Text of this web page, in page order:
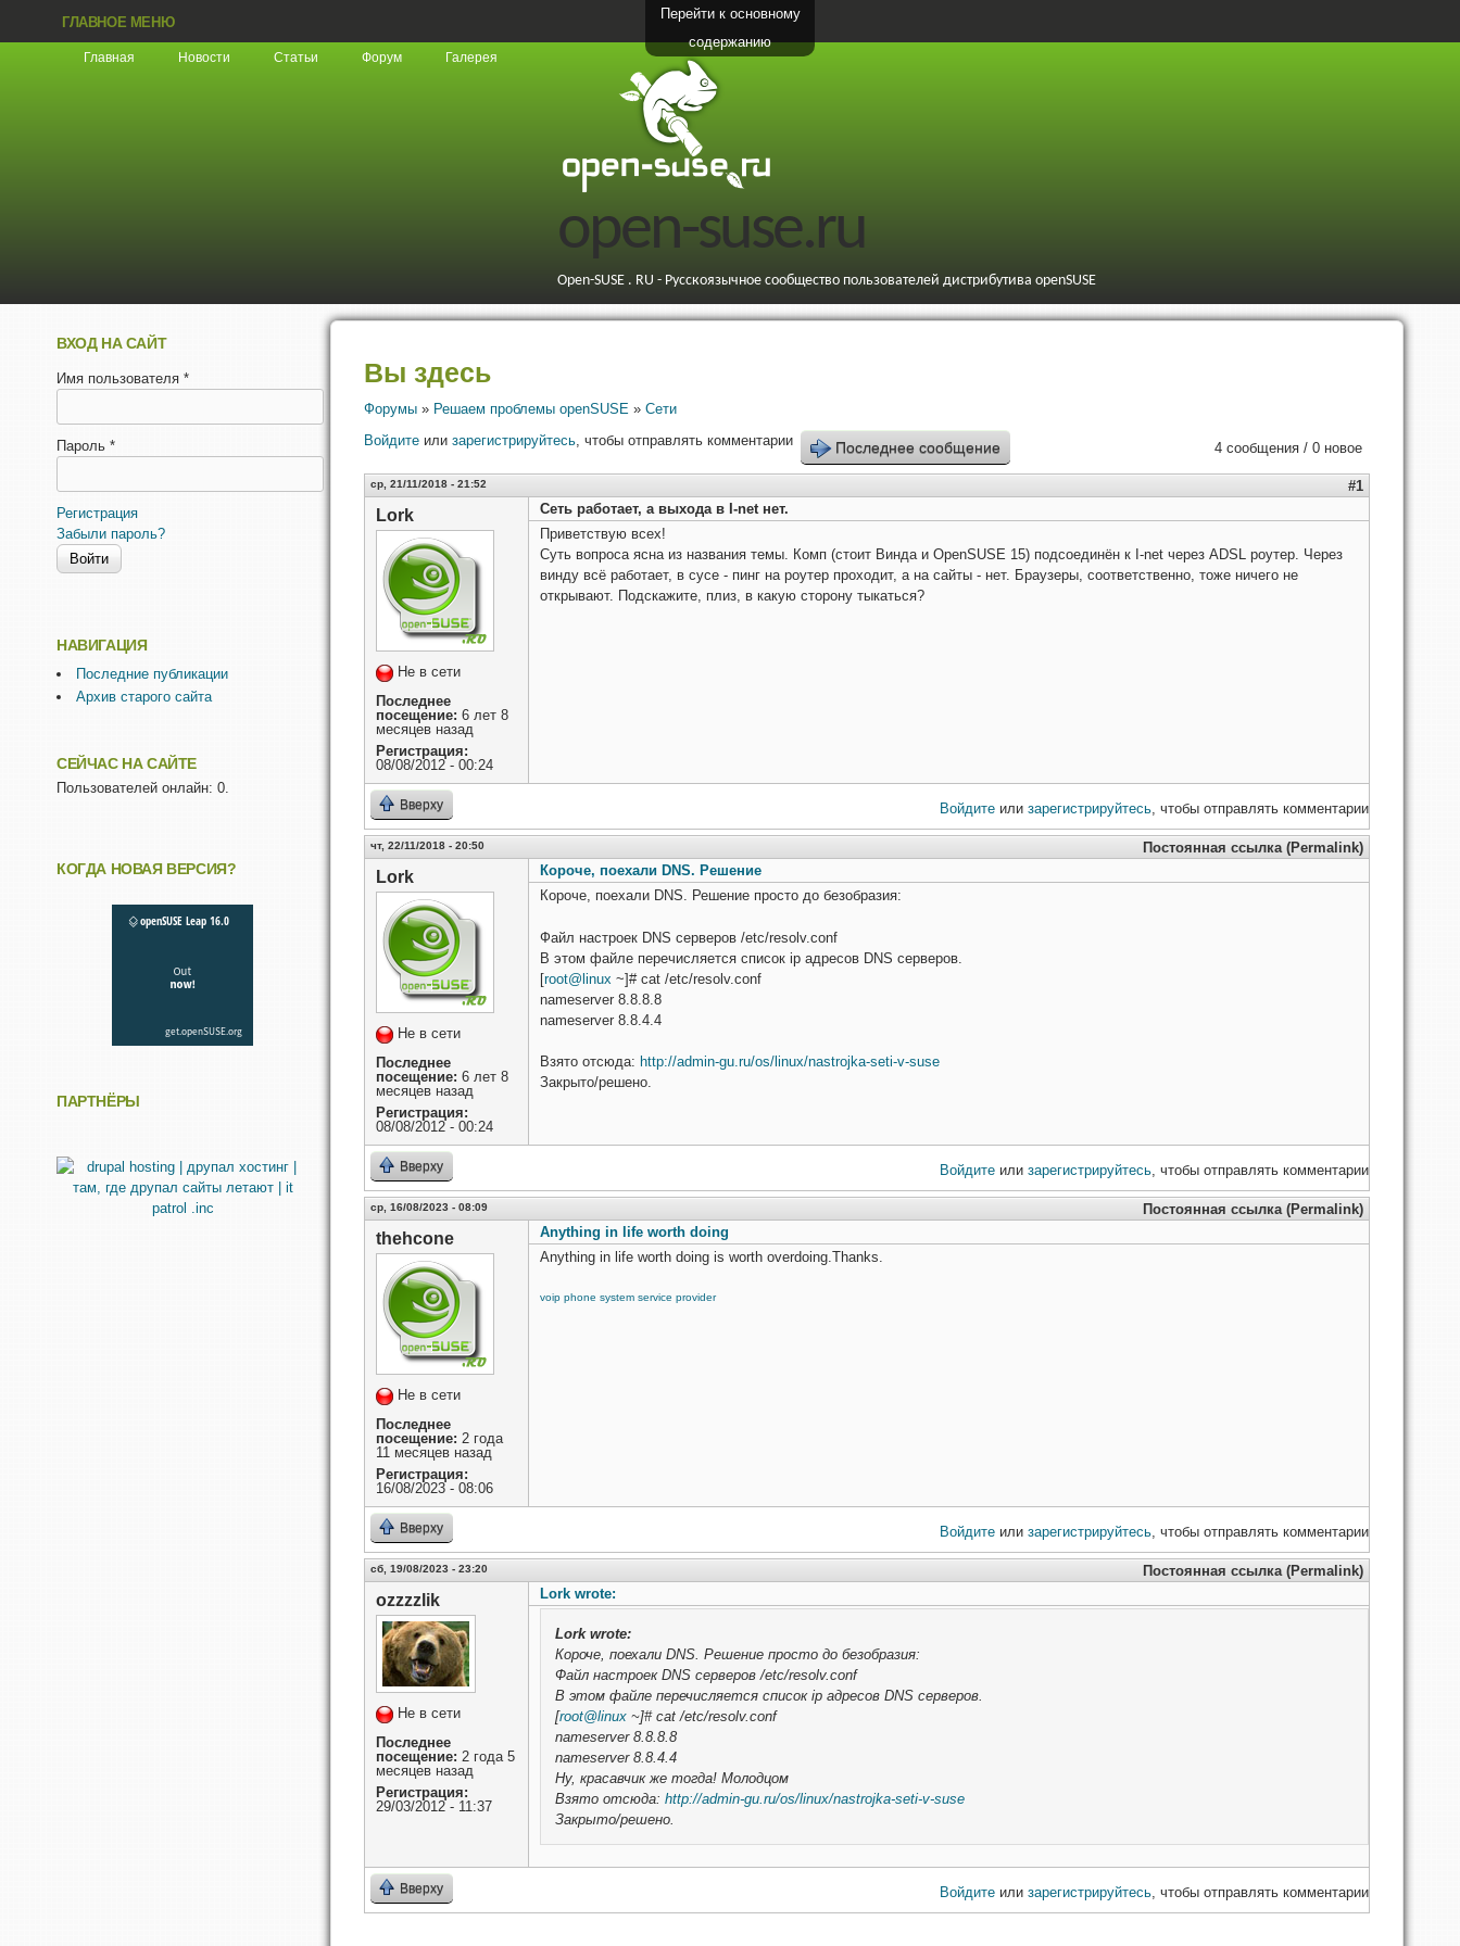
Перейти к основному
содержанию
ГЛАВНОЕ МЕНЮ
Главная Новости Статьи Форум Галерея
open-suse.ru
Open-SUSE . RU - Русскоязычное сообщество пользователей дистрибутива openSUSE
Вы здесь
Форумы » Решаем проблемы openSUSE » Сети
4 сообщения / 0 новое
Войдите или зарегистрируйтесь, чтобы отправлять комментарии Последнее сообщение
ср, 21/11/2018 - 21:52 #1
Lork
Не в сети
Последнее
посещение: 6 лет 8
месяцев назад
Регистрация:
08/08/2012 - 00:24
Сеть работает, а выхода в I-net нет.
Приветствую всех!
Суть вопроса ясна из названия темы. Комп (стоит Винда и OpenSUSE 15) подсоединён к I-net через ADSL роутер. Через
винду всё работает, в сусе - пинг на роутер проходит, а на сайты - нет. Браузеры, соответственно, тоже ничего не
открывают. Подскажите, плиз, в какую сторону тыкаться?
Вверху Войдите или зарегистрируйтесь, чтобы отправлять комментарии
чт, 22/11/2018 - 20:50 Постоянная ссылка (Permalink)
Lork
Не в сети
Последнее
посещение: 6 лет 8
месяцев назад
Регистрация:
08/08/2012 - 00:24
Короче, поехали DNS. Решение
Короче, поехали DNS. Решение просто до безобразия:
Файл настроек DNS серверов /etc/resolv.conf
В этом файле перечисляется список ip адресов DNS серверов.
[root@linux ~]# cat /etc/resolv.conf
nameserver 8.8.8.8
nameserver 8.8.4.4
Взято отсюда: http://admin-gu.ru/os/linux/nastrojka-seti-v-suse
Закрыто/решено.
Вверху Войдите или зарегистрируйтесь, чтобы отправлять комментарии
ср, 16/08/2023 - 08:09 Постоянная ссылка (Permalink)
thehcone
Не в сети
Последнее
посещение: 2 года
11 месяцев назад
Регистрация:
16/08/2023 - 08:06
Anything in life worth doing
Anything in life worth doing is worth overdoing.Thanks.
voip phone system service provider
Вверху Войдите или зарегистрируйтесь, чтобы отправлять комментарии
сб, 19/08/2023 - 23:20 Постоянная ссылка (Permalink)
ozzzzlik
Не в сети
Последнее
посещение: 2 года 5
месяцев назад
Регистрация:
29/03/2012 - 11:37
Lork wrote:
Lorkwrote:
Короче, поехали DNS. Решение просто до безобразия:
Файл настроек DNS серверов /etc/resolv.conf
В этом файле перечисляется список ip адресов DNS серверов.
[root@linux ~]# cat /etc/resolv.conf
nameserver 8.8.8.8
nameserver 8.8.4.4
Ну, красавчик же тогда! Молодцом
Взято отсюда: http://admin-gu.ru/os/linux/nastrojka-seti-v-suse
Закрыто/решено.
Вверху Войдите или зарегистрируйтесь , чтобы отправлять комментарии
ВХОД НА САЙТ
Имя пользователя *
Пароль *
Регистрация
Забыли пароль?
НАВИГАЦИЯ
Последние публикации
Архив старого сайта
СЕЙЧАС НА САЙТЕ
Пользователей онлайн: 0.
КОГДА НОВАЯ ВЕРСИЯ?
ПАРТНЁРЫ